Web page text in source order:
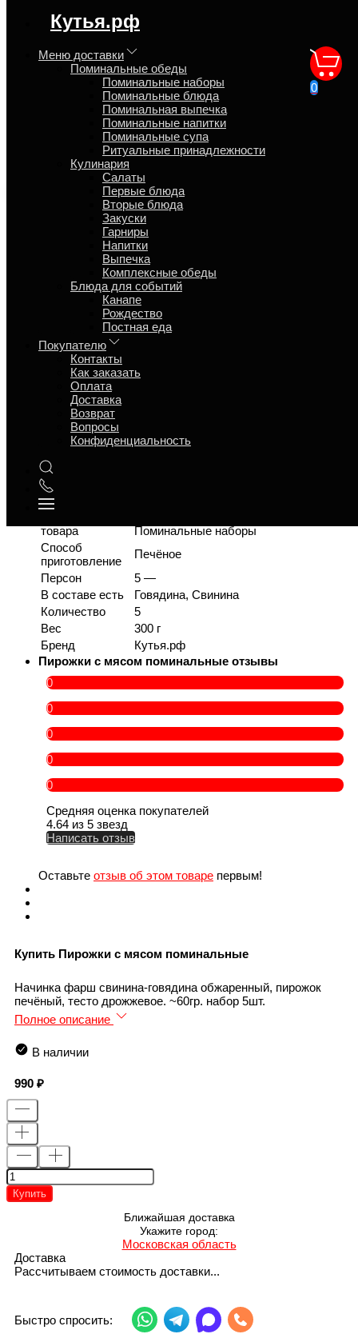
регион доставки:
Московская область
Кутья.рф
Меню доставки
Поминальные обеды
Поминальные наборы
Поминальные блюда
Поминальная выпечка
Поминальные напитки
Поминальные супа
Ритуальные принадлежности
Кулинария
Салаты
Первые блюда
Вторые блюда
Закуски
Гарниры
Напитки
Выпечка
Комплексные обеды
Блюда для событий
Канапе
Рождество
Постная еда
Покупателю
Контакты
Как заказать
Оплата
Доставка
Возврат
Вопросы
Конфиденциальность
0
Пирожки с мясом
поминальные
Поминальные обеды
Поминальная выпечка
Характеристики
Страница
Страница
Пирожки с мясом поминальные доставка на дом в день
похорон или годовщину ежедневно с 7 до 23 часов,
оформление заказа и оплата на сайте Кутья.рф онлайн
или телефон:+74994081945
Telegram |WhatsApp
Время
приготовления
Размер
Срок годности
12 ч
Ситуация для
поминок
Повод
товара
Поминальные наборы
Способ
приготовление
Печёное
Персон
5 —
В составе есть
Говядина, Свинина
Количество
5
Вес
300 г
Бренд
Кутья.рф
Пирожки с мясом поминальные отзывы
0
0
0
0
0
Средняя оценка покупателей
4.64 из 5 звезд
Написать отзыв
Оставьте отзыв об этом товаре первым!
Купить Пирожки с мясом поминальные
Начинка фарш свинина-говядина обжаренный, пирожок
печёный, тесто дрожжевое. ~60гр. набор 5шт.
Полное описание
В наличии
990
Купить
Ближайшая доставка
Укажите город:
Московская область
Доставка
Рассчитываем стоимость доставки...
Быстро спросить: